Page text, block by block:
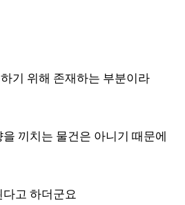
기 위해 존재하는 부분이라
끼치는 물건은 아니기 때문에
다고 하더군요